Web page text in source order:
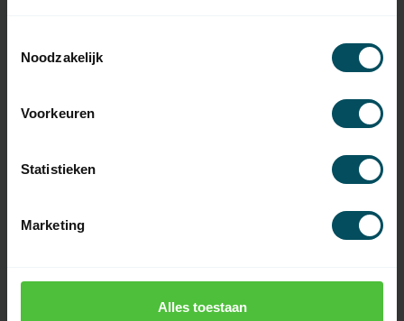
Noodzakelijk
Voorkeuren
Statistieken
Marketing
Alles toestaan
Oplaadbare
Codering